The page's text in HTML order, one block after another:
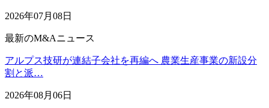
2026年07月08日
最新のM&Aニュース
アルプス技研が連結子会社を再編へ 農業生産事業の新設分
割と派…
2026年08月06日